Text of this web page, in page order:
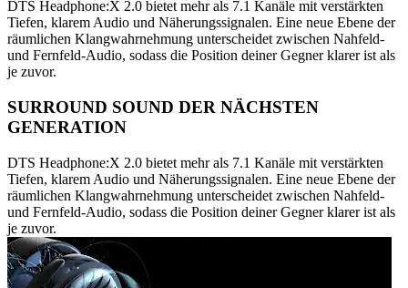
DTS Headphone:X 2.0 bietet mehr als 7.1 Kanäle mit verstärkten
Tiefen, klarem Audio und Näherungssignalen. Eine neue Ebene der
räumlichen Klangwahrnehmung unterscheidet zwischen Nahfeld-
und Fernfeld-Audio, sodass die Position deiner Gegner klarer ist als
je zuvor.
SURROUND SOUND DER NÄCHSTEN
GENERATION
DTS Headphone:X 2.0 bietet mehr als 7.1 Kanäle mit verstärkten
Tiefen, klarem Audio und Näherungssignalen. Eine neue Ebene der
räumlichen Klangwahrnehmung unterscheidet zwischen Nahfeld-
und Fernfeld-Audio, sodass die Position deiner Gegner klarer ist als
je zuvor.